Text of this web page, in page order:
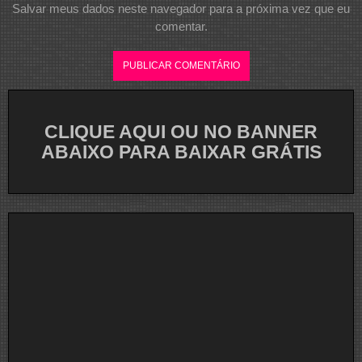
Salvar meus dados neste navegador para a próxima vez que eu
comentar.
CLIQUE AQUI OU NO BANNER
ABAIXO PARA BAIXAR GRÁTIS